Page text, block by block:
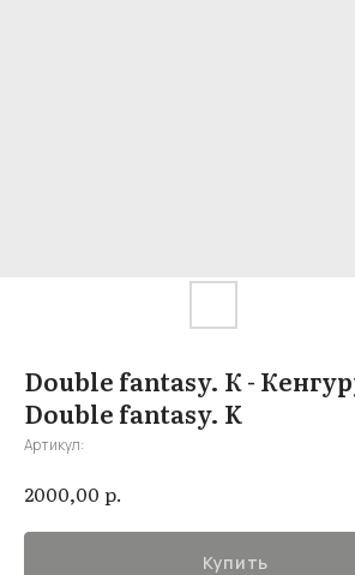
Double fantasy. К -
Double fantasy. K
Артикул:
2000,00 р.
Купить